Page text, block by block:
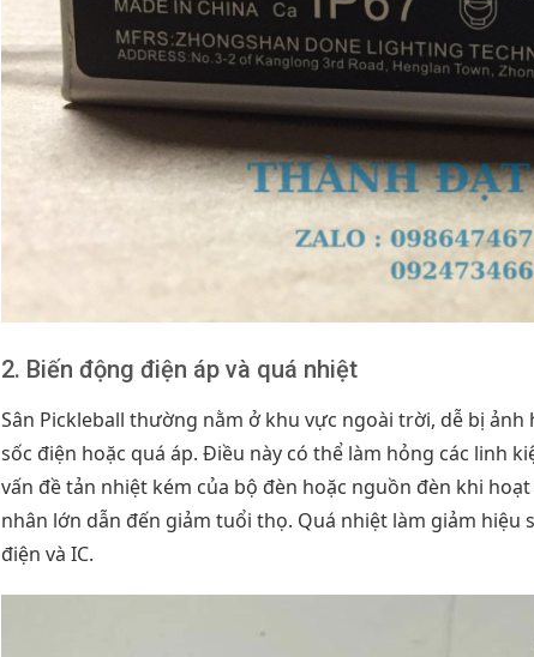
2. Biến động điện áp và quá nhiệt
Sân Pickleball thường nằm ở khu vực ngoài trời, dễ bị
sốc điện hoặc quá áp. Điều này có thể làm hỏng các linh
vấn đề tản nhiệt kém của bộ đèn hoặc nguồn đèn khi
nhân lớn dẫn đến giảm tuổi thọ. Quá nhiệt làm giảm
điện và IC.